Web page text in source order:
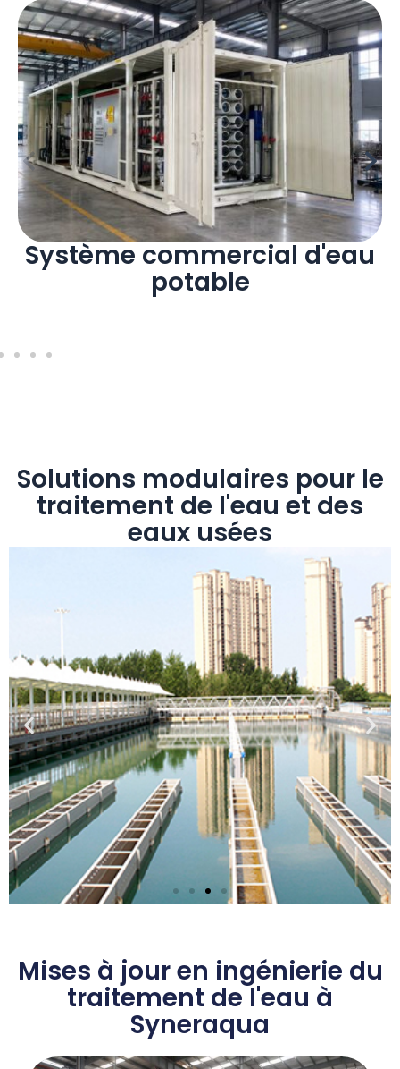
Système commercial d'eau
potable
Solutions modulaires pour le
traitement de l'eau et des
eaux usées
traitement de l'eau
potable municipale
Apprendre encore plus
Mises à jour en ingénierie du
traitement de l'eau à
Syneraqua